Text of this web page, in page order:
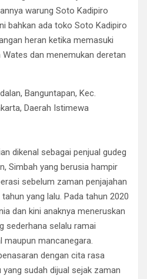
warung Soto Kadipiro
bahkan ada toko Soto Kadipiro
heran ketika memasuki
dan menemukan deretan
Banguntapan, Kec.
Daerah Istimewa
dikenal sebagai penjual gudeg
Simbah yang berusia hampir
sebelum zaman penjajahan
yang lalu. Pada tahun 2020
dan kini anaknya meneruskan
sederhana selalu ramai
maupun mancanegara.
dengan cita rasa
sudah dijual sejak zaman